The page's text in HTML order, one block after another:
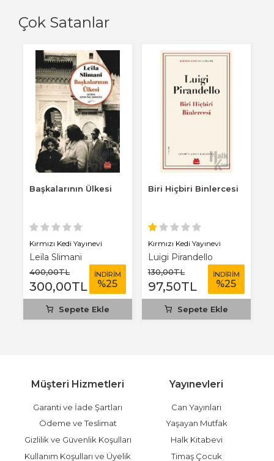
Çok Satanlar
Başkalarının Ülkesi
Kırmızı Kedi Yayınevi
Leïla Slimani
400,00TL
300,00TL
İNDİRİM
%25
Sepete Ekle
Biri Hiçbiri Binlercesi
Kırmızı Kedi Yayınevi
Luigi Pirandello
130,00TL
97,50TL
İNDİRİM
%25
Sepete Ekle
Müşteri Hizmetleri
Garanti ve İade Şartları
Ödeme ve Teslimat
Gizlilik ve Güvenlik Koşulları
Kullanım Koşulları ve Üyelik
Yayınevleri
Can Yayınları
Yaşayan Mutfak
Halk Kitabevi
Timaş Çocuk